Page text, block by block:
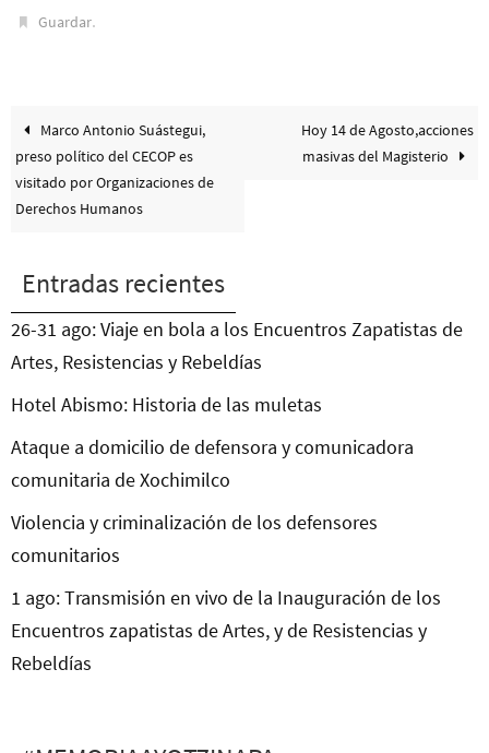
Guardar.
Marco Antonio Suástegui,
preso político del CECOP es
visitado por Organizaciones de
Derechos Humanos
Hoy 14 de Agosto,acciones
masivas del Magisterio
Entradas recientes
26-31 ago: Viaje en bola a los Encuentros Zapatistas de
Artes, Resistencias y Rebeldías
Hotel Abismo: Historia de las muletas
Ataque a domicilio de defensora y comunicadora
comunitaria de Xochimilco
Violencia y criminalización de los defensores
comunitarios
1 ago: Transmisión en vivo de la Inauguración de los
Encuentros zapatistas de Artes, y de Resistencias y
Rebeldías